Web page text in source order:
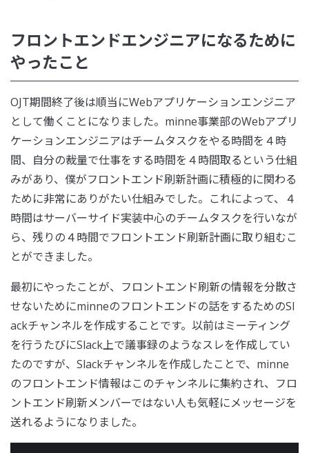
フロントエンドエンジニアになるために
やったこと
OJT期間終了後は順当にWebアプリケーションエンジニア
として働くことになりました。minne事業部のWebアプリ
ケーションエンジニアはチームタスクをやる時間を４時
間、自分の裁量で仕事をする時間を４時間取るという仕組
みがあり、僕がフロントエンド刷新計画に積極的に関わる
ために非常にありがたい仕組みでした。これによって、４
時間はサーバーサイド実装中心のチームタスクを行いなが
ら、残りの４時間でフロントエンド刷新計画に取り組むこ
とができました。
最初にやったことが、フロントエンド刷新の情報を分散さ
せないためにminneのフロントエンドの話をするためのSl
ackチャンネルを作成することです。以前はミーティング
を行うたびにSlack上で議事録のようなスレを作成してい
たのですが、Slackチャンネルを作成したことで、minne
のフロントエンド情報はこのチャンネルに集約され、フロ
ントエンド刷新メンバーではない人も気軽にメッセージを
送れるようになりました。